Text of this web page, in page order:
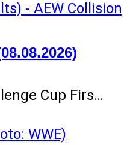
Cup Firs…